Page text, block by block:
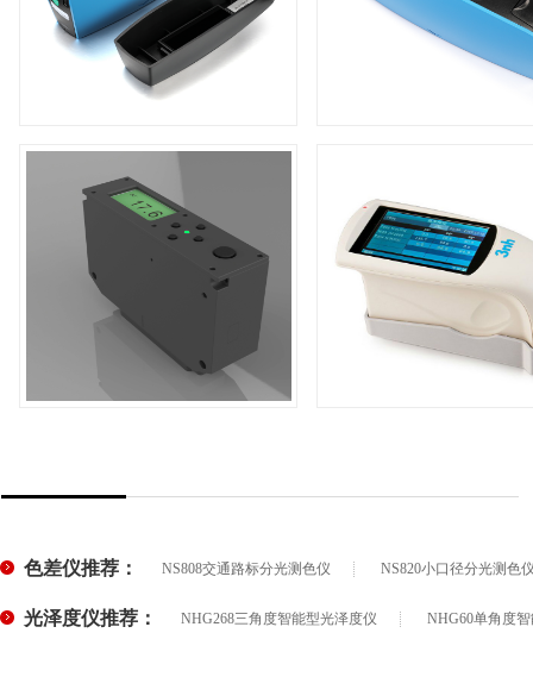
+
在线非接触式光泽度仪
YG60L
产品品牌：3nh
产品型号：NHG268
泽度计
产品品牌：3nh
产品型号：NHG268
色差仪推荐： NS808交通路标分光测色仪 NS820小口径分光测色
光泽度仪推荐： NHG268三角度智能型光泽度仪 NHG60单角度